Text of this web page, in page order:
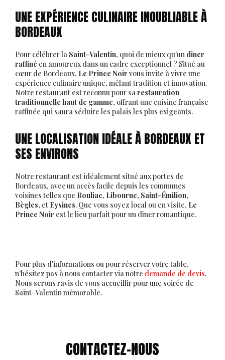
UNE EXPÉRIENCE CULINAIRE INOUBLIABLE À
BORDEAUX
Pour célébrer la Saint-Valentin, quoi de mieux qu'un dîner
raffiné en amoureux dans un cadre exceptionnel ? Situé au
cœur de Bordeaux, Le Prince Noir vous invite à vivre une
expérience culinaire unique, mêlant tradition et innovation.
Notre restaurant est reconnu pour sa restauration
traditionnelle haut de gamme, offrant une cuisine française
raffinée qui saura séduire les palais les plus exigeants.
UNE LOCALISATION IDÉALE À BORDEAUX ET
SES ENVIRONS
Notre restaurant est idéalement situé aux portes de
Bordeaux, avec un accès facile depuis les communes
voisines telles que Bouliac, Libourne, Saint-Émilion,
Bègles, et Eysines. Que vous soyez local ou en visite, Le
Prince Noir est le lieu parfait pour un dîner romantique.
Pour plus d'informations ou pour réserver votre table,
n'hésitez pas à nous contacter via notre demande de devis.
Nous serons ravis de vous accueillir pour une soirée de
Saint-Valentin mémorable.
CONTACTEZ-NOUS